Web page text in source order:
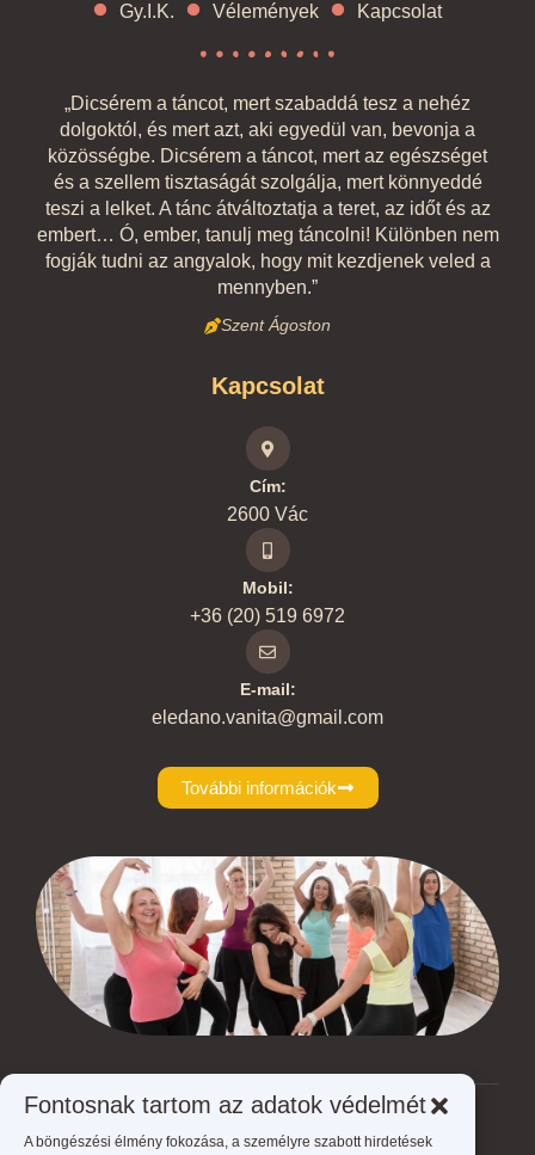
Fontosnak tartom az adatok védelmét
A böngészési élmény fokozása, a személyre szabott hirdetések
Gy.I.K.
Vélemények Kapcsolat
„Dicsérem a táncot, mert szabaddá tesz a nehéz
dolgoktól, és mert azt, aki egyedül van, bevonja a
közösségbe. Dicsérem a táncot, mert az egészséget
és a szellem tisztaságát szolgálja, mert könnyeddé
teszi a lelket. A tánc átváltoztatja a teret, az időt és az
embert… Ó, ember, tanulj meg táncolni! Különben nem
fogják tudni az angyalok, hogy mit kezdjenek veled a
mennyben.”
Szent Ágoston
Kapcsolat
Cím:
2600 Vác
Mobil:
+36 (20) 519 6972
E-mail:
eledano.vanita@gmail.com
További információk
ÉLed A NŐ - Éld meg a nőt! >